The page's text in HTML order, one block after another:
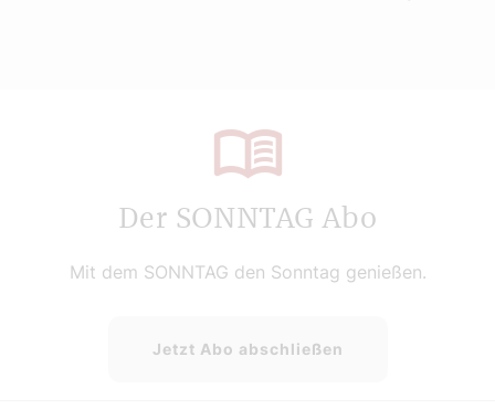
Der SONNTAG Abo
Mit dem SONNTAG den Sonntag genießen.
Jetzt Abo abschließen